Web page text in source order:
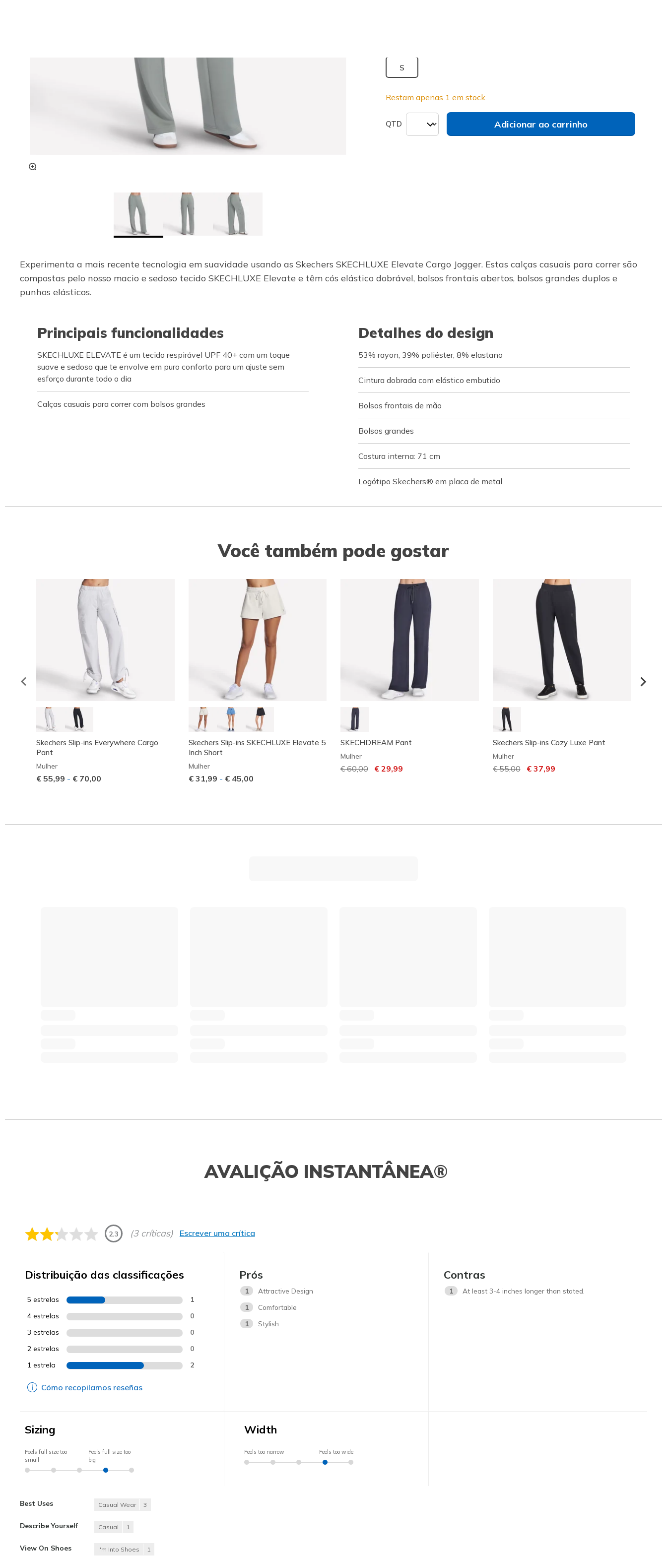
S
Restam apenas 1 em stock.
QTD Adicionar ao carrinho
Experimenta a mais recente tecnologia em suavidade usando as Skechers SKECHLUXE Elevate Cargo Jogger. Estas calças casuais para correr são
compostas pelo nosso macio e sedoso tecido SKECHLUXE Elevate e têm cós elástico dobrável, bolsos frontais abertos, bolsos grandes duplos e
punhos elásticos.
Principais funcionalidades
SKECHLUXE ELEVATE é um tecido respirável UPF 40+ com um toque
suave e sedoso que te envolve em puro conforto para um ajuste sem
esforço durante todo o dia
Calças casuais para correr com bolsos grandes
Detalhes do design
53% rayon, 39% poliéster, 8% elastano
Cintura dobrada com elástico embutido
Bolsos frontais de mão
Bolsos grandes
Costura interna: 71 cm
Logótipo Skechers® em placa de metal
Você também pode gostar
Skechers Slip-ins Everywhere Cargo
Pant
Mulher
€ 55,99 - € 70,00
Skechers Slip-ins SKECHLUXE Elevate 5
Inch Short
Mulher
€ 31,99 - € 45,00
SKECHDREAM Pant
Mulher
Preço com desconto de
€ 60,00 para
€ 29,99
Skechers Slip-ins Cozy Luxe Pant
Mulher
Preço com desconto de
€ 55,00para
€ 37,99
AVALIÇÃO INSTANTÂNEA®
2.3 (3 críticas) Escrever uma crítica
Distribuição das classificações
5 estrelas 1
4 estrelas 0
3 estrelas 0
2 estrelas 0
1 estrela 2
Cómo recopilamos reseñas
Prós
1
Attractive Design
1
Comfortable
1
Stylish
Contras
1 At least 3-4 inches longer than stated.
Sizing
Feels full size too
small
Feels full size too
big
Width
Feels too narrow Feels too wide
Best Uses Casual Wear 3
Describe Yourself Casual 1
View On Shoes I'm Into Shoes 1